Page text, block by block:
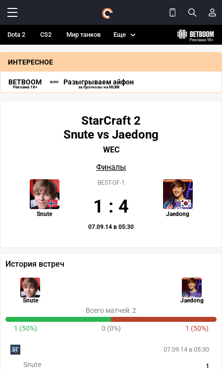
Dota 2 CS2 Мир танков Еще
ИНТЕРЕСНОЕ
BETBOOM
Реклама 18+
Разыгрываем айфон
за прогнозы на MLBB
StarCraft 2
Snute vs Jaedong
WEC
Финалы
Snute Jaedong
BEST-OF-1
1 : 4
07.09.14 в 05:30
История встреч
Snute Jaedong
Всего матчей: 2
1 (50%) 0 (0%) 1 (50%)
07.09.14 в 05:30
Snute
1